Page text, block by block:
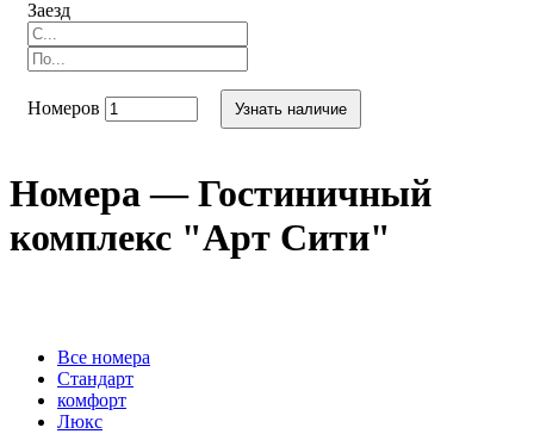
Заезд
Номеров Узнать наличие
Номера — Гостиничный
комплекс "Арт Сити"
Вcе номера
Стандарт
комфорт
Люкс